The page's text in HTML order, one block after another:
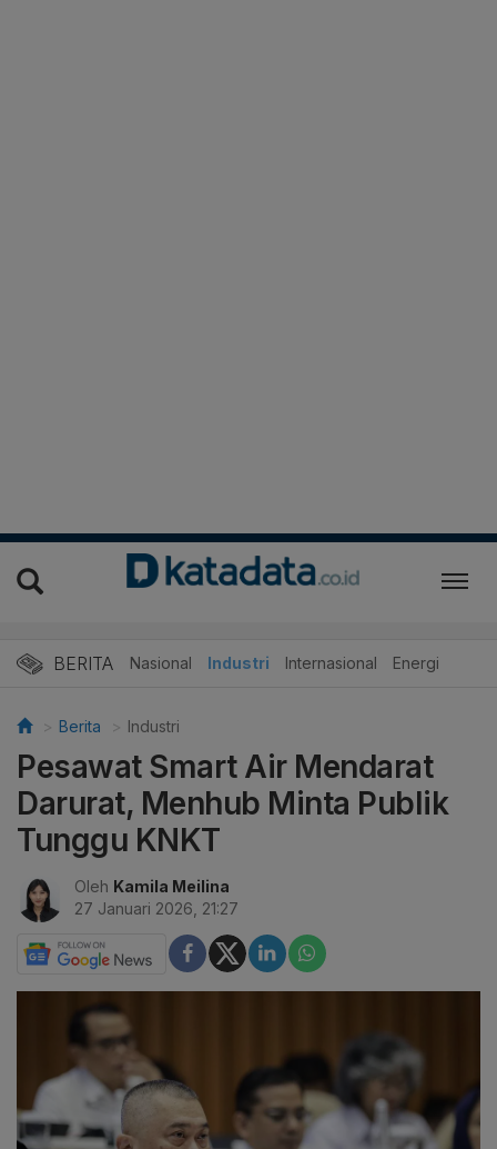
BERITA Nasional Industri Internasional Energi
Berita Industri
Pesawat Smart Air Mendarat
Darurat, Menhub Minta Publik
Tunggu KNKT
Oleh Kamila Meilina
27 Januari 2026, 21:27